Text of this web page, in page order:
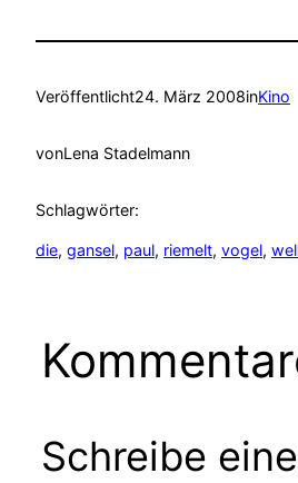
Veröffentlicht24. März 2008inKino
vonLena Stadelmann
Schlagwörter:
die, gansel, paul, riemelt, vogel,
Schreibe